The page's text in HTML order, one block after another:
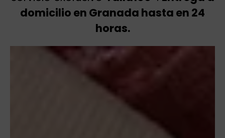
domicilio en Granada hasta en 24
horas.